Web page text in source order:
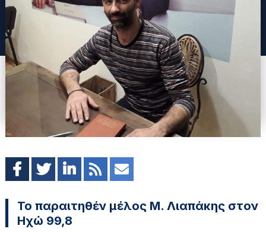
Το παραιτηθέν μέλος Μ. Λιαπάκης στον
Ηχώ 99,8